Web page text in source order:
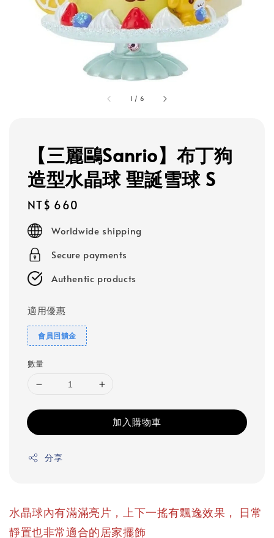
1 / 6
【三麗鷗Sanrio】布丁狗
造型水晶球 聖誕雪球 S
Regular
price
NT$ 660
Worldwide shipping
Secure payments
Authentic products
適用優惠
會員回饋金
數量
加入購物車
分享
水晶球內有滿滿亮片，上下一搖有飄逸效果 ， 日常
靜置也非常適合的居家擺飾